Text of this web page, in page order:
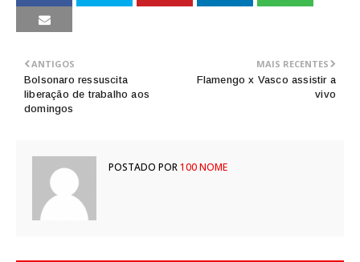
MAIS RECENTES
Flamengo x Vasco assistir a
vivo
ANTIGOS
Bolsonaro ressuscita
liberação de trabalho aos
domingos
POSTADO POR100 NOME